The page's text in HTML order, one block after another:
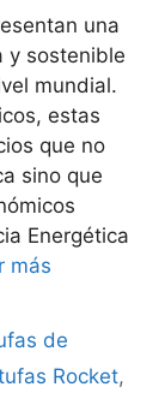
una
y sostenible
mundial.
estas
que no
sino que
Energética
más
de
Rocket,